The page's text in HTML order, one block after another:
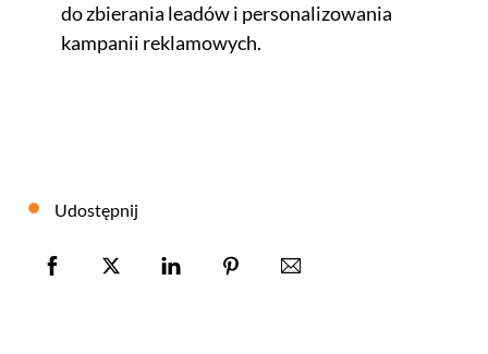
do zbierania leadów i personalizowania
kampanii reklamowych.
Udostępnij